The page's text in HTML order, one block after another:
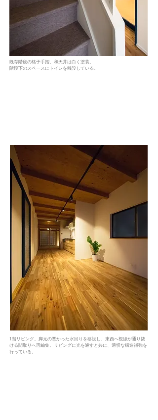
既存階段の格子手摺、和天井は白く塗装。
​階段下のスペースにトイレを移設している。
1階リビング。脚元の悪かった水回りを移設し、東西へ視線が通り抜
ける間取りへ再編集。リビングに光を通すと共に、適切な構造補強を
行っている。